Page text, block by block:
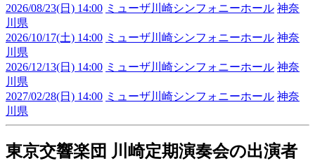
2026/08/23(日) 14:00 ミューザ川崎シンフォニーホール 神奈
川県
2026/10/17(土) 14:00 ミューザ川崎シンフォニーホール 神奈
川県
2026/12/13(日) 14:00 ミューザ川崎シンフォニーホール 神奈
川県
2027/02/28(日) 14:00 ミューザ川崎シンフォニーホール 神奈
川県
東京交響楽団 川崎定期演奏会の出演者